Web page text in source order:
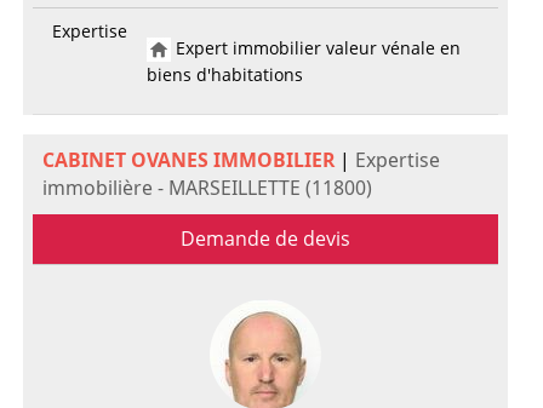
Expertise
Expert immobilier valeur vénale en
biens d'habitations
CABINET OVANES IMMOBILIER| Expertise
immobilière - MARSEILLETTE (11800)
Demande de devis